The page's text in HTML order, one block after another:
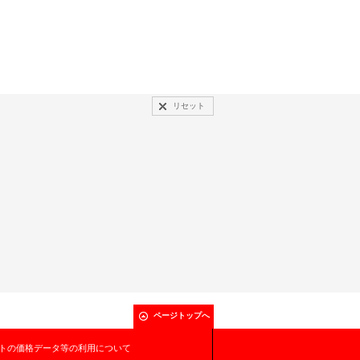
リセット
ページトップへ
の価格データ等の利用について